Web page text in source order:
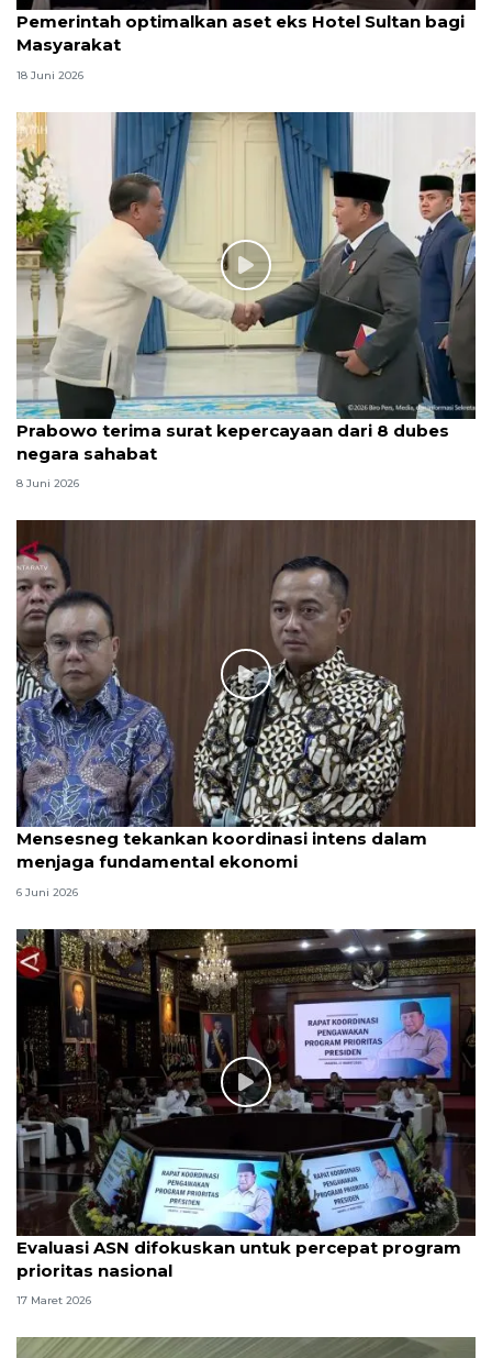
Pemerintah optimalkan aset eks Hotel Sultan bagi
Masyarakat
18 Juni 2026
Prabowo terima surat kepercayaan dari 8 dubes
negara sahabat
8 Juni 2026
Mensesneg tekankan koordinasi intens dalam
menjaga fundamental ekonomi
6 Juni 2026
Evaluasi ASN difokuskan untuk percepat program
prioritas nasional
17 Maret 2026